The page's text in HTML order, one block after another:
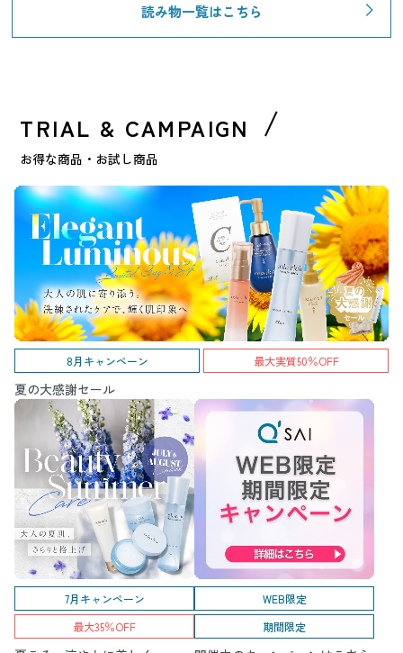
読み物一覧はこちら
TRIAL & CAMPAIGN
お得な商品・お試し商品
8月キャンペーン 最大実質50％OFF
夏の大感謝セール
7月キャンペーン
最大35％OFF
WEB限定
期間限定